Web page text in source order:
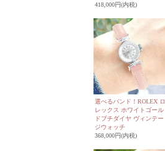
418,000円(内税)
選べるバンド！ROLEX ロ
レックス ホワイトゴール
ドプチダイヤ ヴィンテー
ジウォッチ
368,000円(内税)